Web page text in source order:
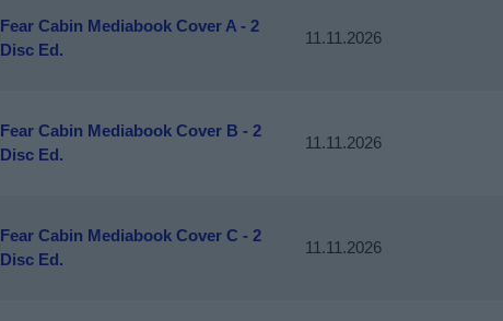
Fear Cabin Mediabook Cover A - 2
Disc Ed.
11.11.2026
Fear Cabin Mediabook Cover B - 2
Disc Ed.
11.11.2026
Fear Cabin Mediabook Cover C - 2
Disc Ed.
11.11.2026